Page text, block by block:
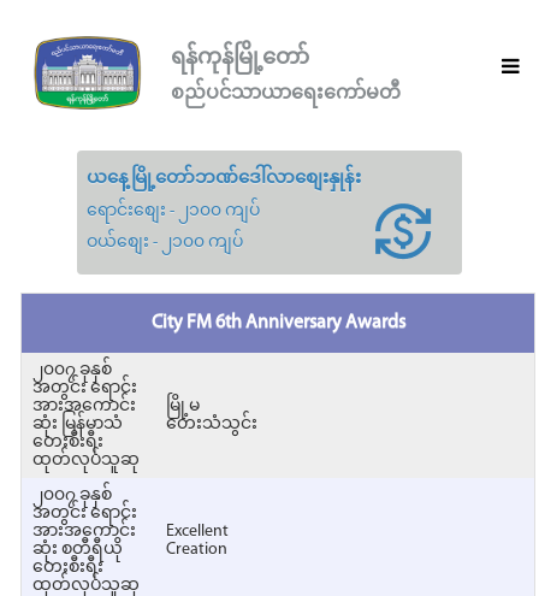
ရန်ကုန်မြို့တော်
စည်ပင်သာယာရေးကော်မတီ
ယနေ့မြို့တော်ဘဏ်ဒေါ်လာစျေးနှုန်း
ရောင်းစျေး - ၂၁၀၀ ကျပ်
ဝယ်စျေး - ၂၁၀၀ ကျပ်
City FM 6th Anniversary Awards
၂၀၀၇ ခုနှစ်
အတွင်း ရောင်း
အားအကောင်း
ဆုံး မြန်မာသံ
တေးစီးရီး
ထုတ်လုပ်သူဆု
မြို့မ
တေးသံသွင်း
၂၀၀၇ ခုနှစ်
အတွင်း ရောင်း
အားအကောင်း
ဆုံး စတီရီယို
တေးစီးရီး
ထုတ်လုပ်သူဆု
Excellent
Creation